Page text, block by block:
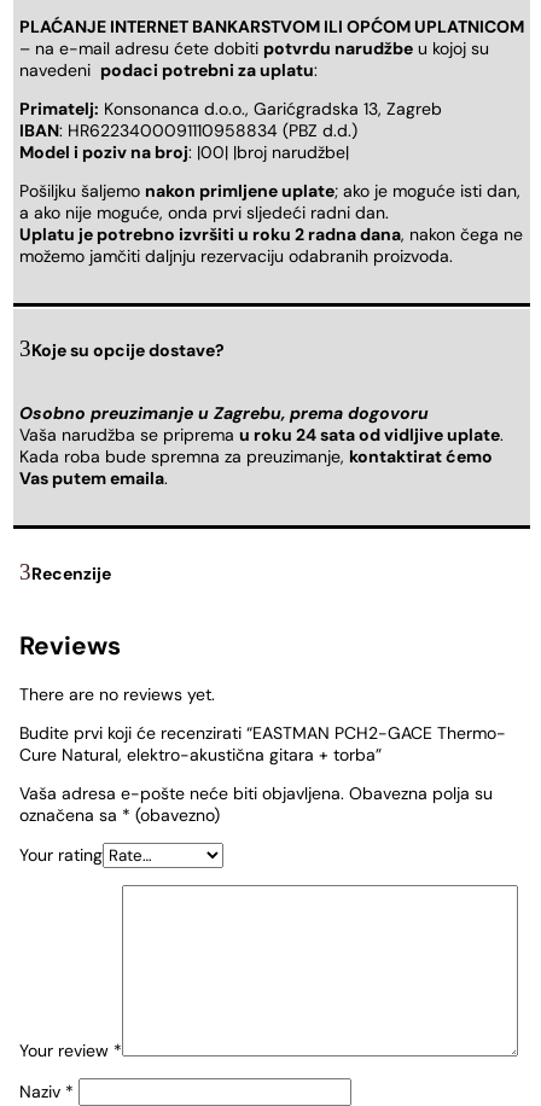
PLAĆANJE INTERNET BANKARSTVOM ILI OPĆOM UPLATNICOM
– na e-mail adresu ćete dobiti potvrdu narudžbe u kojoj su
navedeni podaci potrebni za uplatu:
Primatelj: Konsonanca d.o.o., Garićgradska 13, Zagreb
IBAN: HR6223400091110958834 (PBZ d.d.)
Model i poziv na broj: |00| |broj narudžbe|
Pošiljku šaljemo nakon primljene uplate; ako je moguće isti dan,
a ako nije moguće, onda prvi sljedeći radni dan.
Uplatu je potrebno izvršiti u roku 2 radna dana, nakon čega ne
možemo jamčiti daljnju rezervaciju odabranih proizvoda.
Koje su opcije dostave?
Osobno preuzimanje u Zagrebu, prema dogovoru
Vaša narudžba se priprema u roku 24 sata od vidljive uplate.
Kada roba bude spremna za preuzimanje, kontaktirat ćemo
Vas putem emaila.
Recenzije
Reviews
There are no reviews yet.
Budite prvi koji će recenzirati “EASTMAN PCH2-GACE Thermo-
Cure Natural, elektro-akustična gitara + torba”
Vaša adresa e-pošte neće biti objavljena. Obavezna polja su
označena sa * (obavezno)
Your rating
Your review *
Naziv *